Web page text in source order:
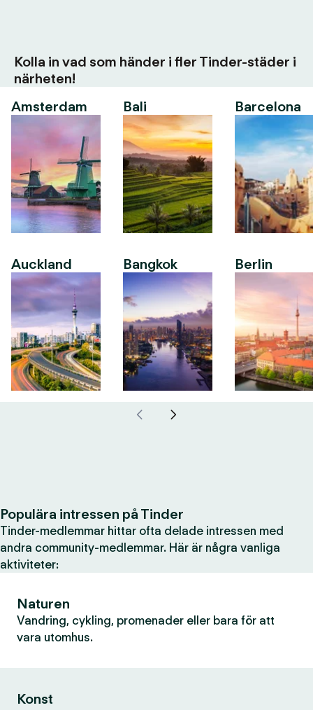
Kolla in vad som händer i fler Tinder-städer i
närheten!
Amsterdam
Auckland
Bali
Bangkok
Barcelona
Berlin
Populära intressen på Tinder
Tinder-medlemmar hittar ofta delade intressen med
andra community-medlemmar. Här är några vanliga
aktiviteter:
Naturen
Vandring, cykling, promenader eller bara för att
vara utomhus.
Konst